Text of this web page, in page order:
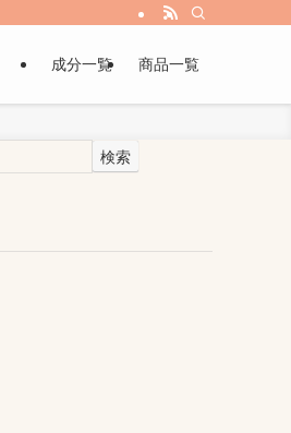
成分一覧 商品一覧
検索